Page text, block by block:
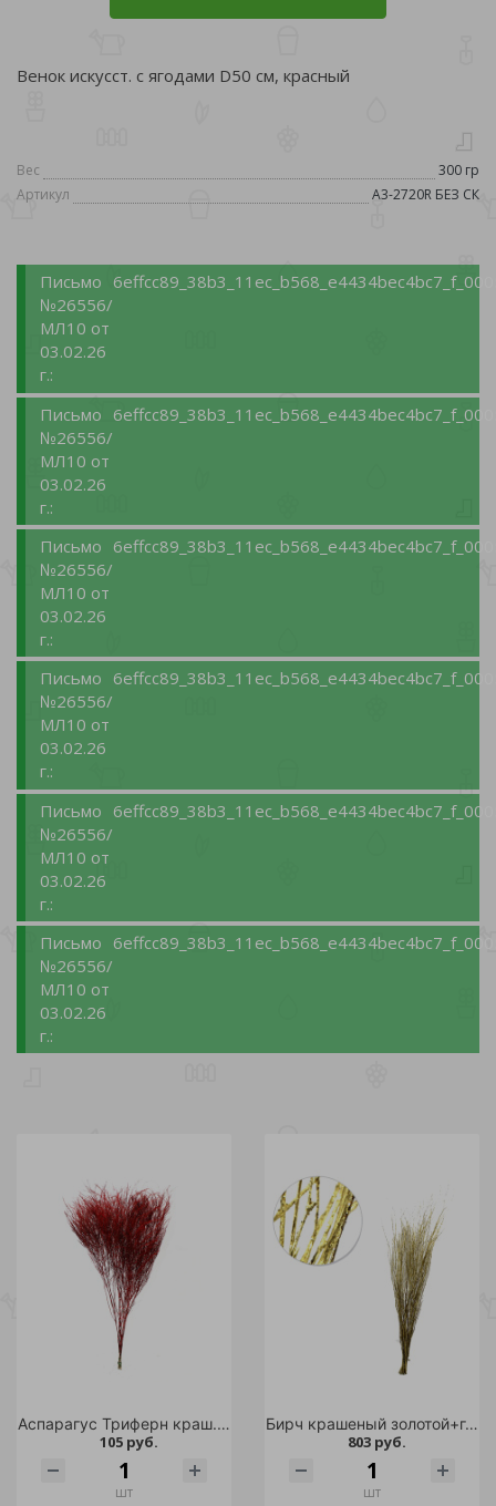
Венок искусст. с ягодами D50 см, красный
Вес
300 гр
Артикул
A3-2720R БЕЗ СК
Письмо
№26556/
МЛ10 от
03.02.26
г.:
Письмо
№26556/
МЛ10 от
03.02.26
г.:
Письмо
№26556/
МЛ10 от
03.02.26
г.:
Письмо
№26556/
МЛ10 от
03.02.26
г.:
Письмо
№26556/
МЛ10 от
03.02.26
г.:
Письмо
№26556/
МЛ10 от
03.02.26
г.:
Аспарагус Триферн краш. красный 60
105 руб.
шт
Бирч крашеный золотой+глиттер 1 пучок
803 руб.
шт